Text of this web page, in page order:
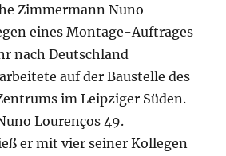
Zimmermann Nuno
eines Montage-Auftrages
nach Deutschland
auf der Baustelle des
im Leipziger Süden.
Lourenços 49.
er mit vier seiner Kollegen